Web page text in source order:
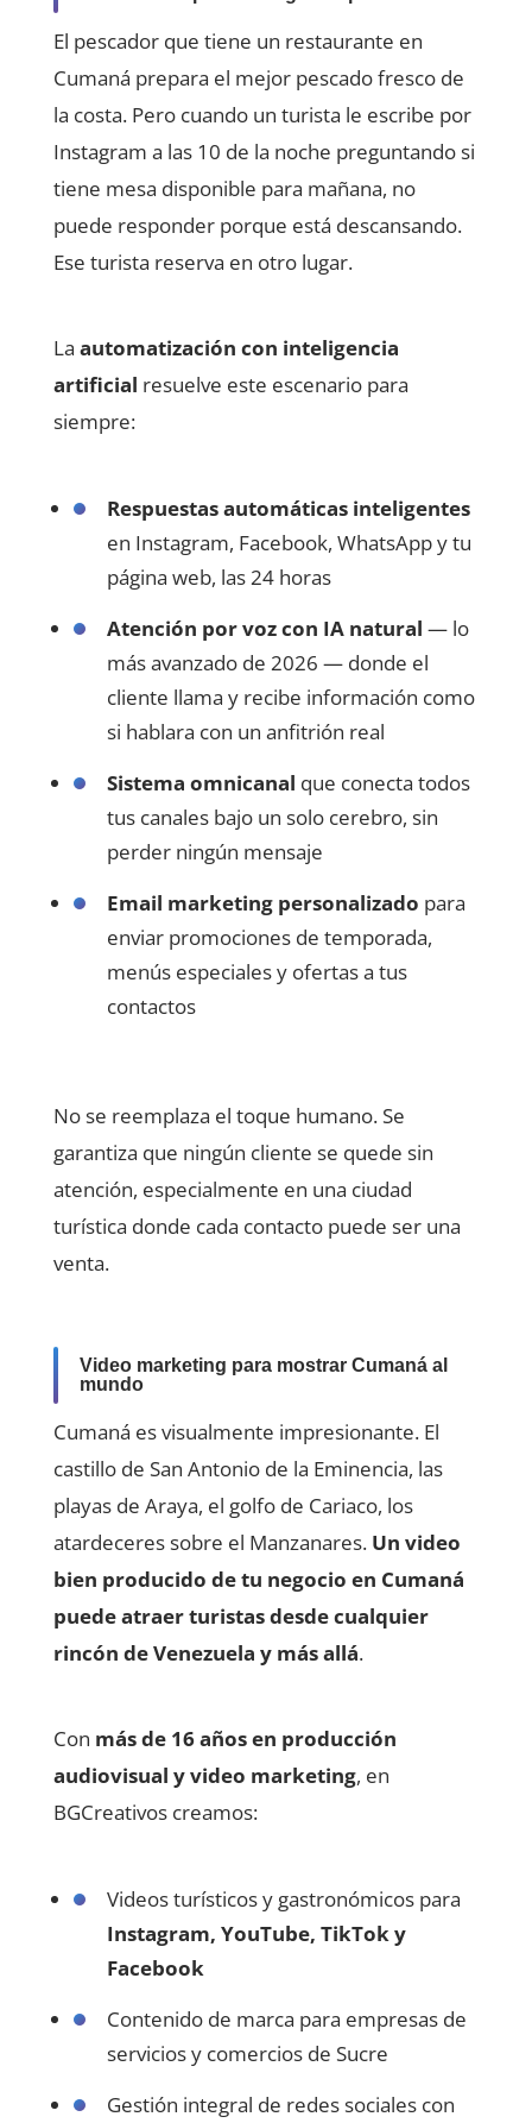
El pescador que tiene un restaurante en
Cumaná prepara el mejor pescado fresco de
la costa. Pero cuando un turista le escribe por
Instagram a las 10 de la noche preguntando si
tiene mesa disponible para mañana, no
puede responder porque está descansando.
Ese turista reserva en otro lugar.
La automatización con inteligencia
artificial resuelve este escenario para
siempre:
Respuestas automáticas inteligentes
en Instagram, Facebook, WhatsApp y tu
página web, las 24 horas
Atención por voz con IA natural — lo
más avanzado de 2026 — donde el
cliente llama y recibe información como
si hablara con un anfitrión real
Sistema omnicanal que conecta todos
tus canales bajo un solo cerebro, sin
perder ningún mensaje
Email marketing personalizado para
enviar promociones de temporada,
menús especiales y ofertas a tus
contactos
No se reemplaza el toque humano. Se
garantiza que ningún cliente se quede sin
atención, especialmente en una ciudad
turística donde cada contacto puede ser una
venta.
Video marketing para mostrar Cumaná al
mundo
Cumaná es visualmente impresionante. El
castillo de San Antonio de la Eminencia, las
playas de Araya, el golfo de Cariaco, los
atardeceres sobre el Manzanares. Un video
bien producido de tu negocio en Cumaná
puede atraer turistas desde cualquier
rincón de Venezuela y más allá.
Con más de 16 años en producción
audiovisual y video marketing, en
BGCreativos creamos:
Videos turísticos y gastronómicos para
Instagram, YouTube, TikTok y
Facebook
Contenido de marca para empresas de
servicios y comercios de Sucre
Gestión integral de redes sociales con